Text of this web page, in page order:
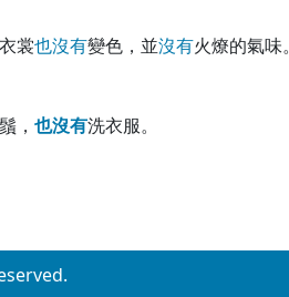
裳也沒有變色，並沒有火燎的氣味。
， 也沒有洗衣服。